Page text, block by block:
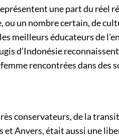
une part du réel
un nombre certain, de
meilleurs éducateurs de
d’Indonésie
rencontrées dans des
conservateurs, de la
Anvers, était aussi une